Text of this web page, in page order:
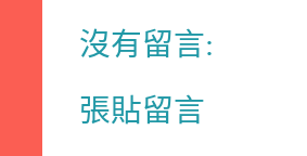
沒有留言:
張貼留言